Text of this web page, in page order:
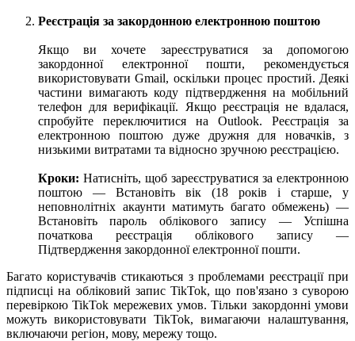
Реєстрація за закордонною електронною поштою
Якщо ви хочете зареєструватися за допомогою
закордонної електронної пошти, рекомендується
використовувати Gmail, оскільки процес простий. Деякі
частини вимагають коду підтвердження на мобільний
телефон для верифікації. Якщо реєстрація не вдалася,
спробуйте переключитися на Outlook. Реєстрація за
електронною поштою дуже дружня для новачків, з
низькими витратами та відносно зручною реєстрацією.
Кроки: Натисніть, щоб зареєструватися за електронною
поштою — Встановіть вік (18 років і старше, у
неповнолітніх акаунти матимуть багато обмежень) —
Встановіть пароль облікового запису — Успішна
початкова реєстрація облікового запису —
Підтвердження закордонної електронної пошти.
Багато користувачів стикаються з проблемами реєстрації при
підписці на обліковий запис TikTok, що пов'язано з суворою
перевіркою TikTok мережевих умов. Тільки закордонні умови
можуть використовувати TikTok, вимагаючи налаштування,
включаючи регіон, мову, мережу тощо.